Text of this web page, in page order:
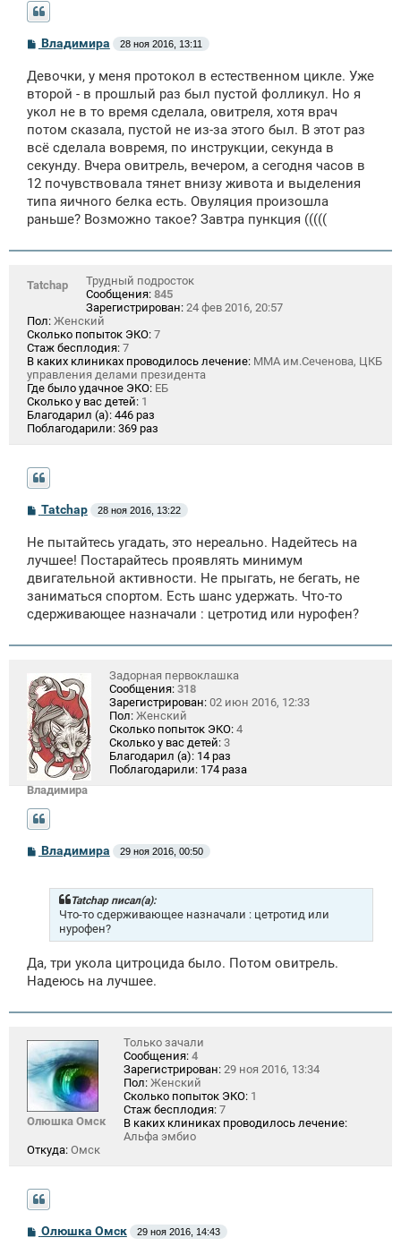
С
б
щ
н
и
Владимира 28 ноя 2016, 13:11
Девочки, у меня протокол в естественном цикле. Уже
второй - в прошлый раз был пустой фолликул. Но я
укол не в то время сделала, овитреля, хотя врач
потом сказала, пустой не из-за этого был. В этот раз
всё сделала вовремя, по инструкции, секунда в
секунду. Вчера овитрель, вечером, а сегодня часов в
12 почувствовала тянет внизу живота и выделения
типа яичного белка есть. Овуляция произошла
раньше? Возможно такое? Завтра пункция (((((
Tatchap
Трудный подросток
Сообщения: 845
Зарегистрирован: 24 фев 2016, 20:57
Пол: Женский
Сколько попыток ЭКО: 7
Стаж бесплодия: 7
В каких клиниках проводилось лечение: ММА им.Сеченова, ЦКБ
управления делами президента
Где было удачное ЭКО: ЕБ
Сколько у вас детей: 1
Благодарил (а): 446 раз
Поблагодарили: 369 раз
С
б
щ
е
н
и
Tatchap 28 ноя 2016, 13:22
Не пытайтесь угадать, это нереально. Надейтесь на
лучшее! Постарайтесь проявлять минимум
двигательной активности. Не прыгать, не бегать, не
заниматься спортом. Есть шанс удержать. Что-то
сдерживающее назначали : цетротид или нурофен?
Владимира
Задорная первоклашка
Сообщения: 318
Зарегистрирован: 02 июн 2016, 12:33
Пол: Женский
Сколько попыток ЭКО: 4
Сколько у вас детей: 3
Благодарил (а): 14 раз
Поблагодарили: 174 раза
СВладимира 29 ноя 2016, 00:50
Tatchap писал(а):
Что-то сдерживающее назначали : цетротид или
нурофен?
Да, три укола цитроцида было. Потом овитрель.
Надеюсь на лучшее.
Олюшка Омск
Только зачали
Сообщения: 4
Зарегистрирован: 29 ноя 2016, 13:34
Пол: Женский
Сколько попыток ЭКО: 1
Стаж бесплодия: 7
В каких клиниках проводилось лечение:
Альфа эмбио
Откуда: Омск
СОлюшка Омск 29 ноя 2016, 14:43